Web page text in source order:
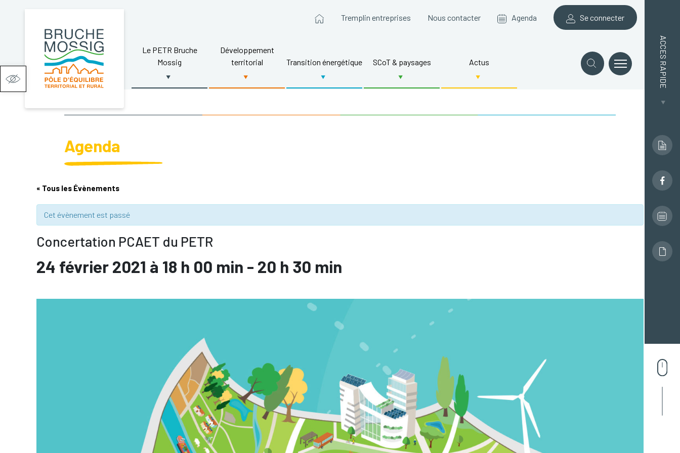
Ouvrir la barre d’outils
Tremplin entreprises Nous contacter Agenda Se connecter
Le PETR Bruche
Mossig
Développement
territorial
Transition énergétique SCoT & paysages Actus ACCES RAPIDE
Agenda
« Tous les Évènements
Cet évènement est passé
Concertation PCAET du PETR
24 février 2021 à 18 h 00 min - 20 h 30 min